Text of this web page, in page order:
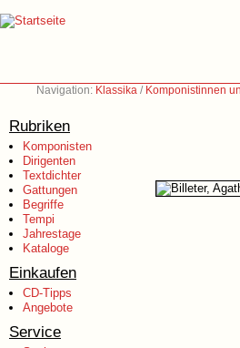
Navigation: Klassika / Komponistinnen
Rubriken
Komponisten
Dirigenten
Textdichter
Gattungen
Begriffe
Tempi
Jahrestage
Kataloge
Einkaufen
CD-Tipps
Angebote
Service